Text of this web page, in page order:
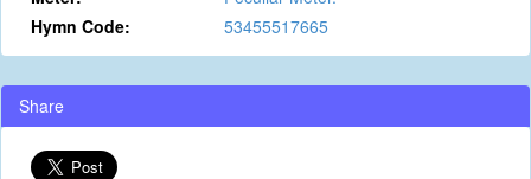
Hymn Code:
53455517665
Share